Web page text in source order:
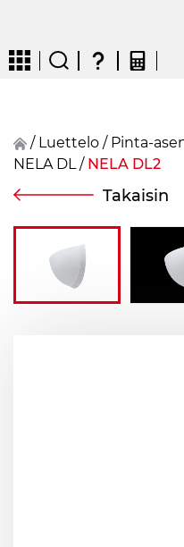
CZENDEFRFIN
/ Luettelo / Pinta-
NELA DL/ NELA DL2
Takaisin